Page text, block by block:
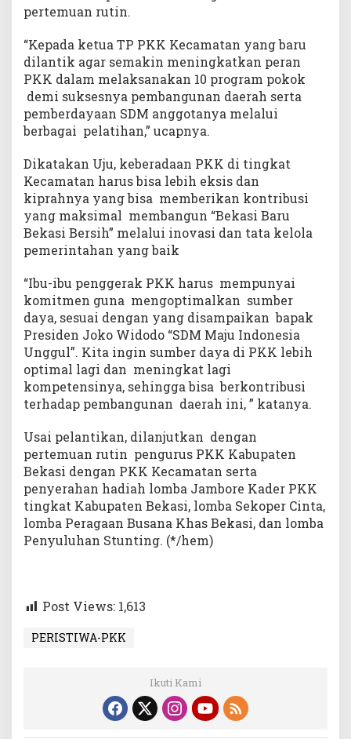
pertemuan rutin.
“Kepada ketua TP PKK Kecamatan yang baru
dilantik agar semakin meningkatkan peran
PKK dalam melaksanakan 10 program pokok
demi suksesnya pembangunan daerah serta
pemberdayaan SDM anggotanya melalui
berbagai pelatihan,” ucapnya.
Dikatakan Uju, keberadaan PKK di tingkat
Kecamatan harus bisa lebih eksis dan
kiprahnya yang bisa memberikan kontribusi
yang maksimal membangun “Bekasi Baru
Bekasi Bersih” melalui inovasi dan tata kelola
pemerintahan yang baik
“Ibu-ibu penggerak PKK harus mempunyai
komitmen guna mengoptimalkan sumber
daya, sesuai dengan yang disampaikan bapak
Presiden Joko Widodo “SDM Maju Indonesia
Unggul”. Kita ingin sumber daya di PKK lebih
optimal lagi dan meningkat lagi
kompetensinya, sehingga bisa berkontribusi
terhadap pembangunan daerah ini, ” katanya.
Usai pelantikan, dilanjutkan dengan
pertemuan rutin pengurus PKK Kabupaten
Bekasi dengan PKK Kecamatan serta
penyerahan hadiah lomba Jambore Kader PKK
tingkat Kabupaten Bekasi, lomba Sekoper Cinta,
lomba Peragaan Busana Khas Bekasi, dan lomba
Penyuluhan Stunting. (*/hem)
Post Views: 1,613
PERISTIWA-PKK
Ikuti Kami